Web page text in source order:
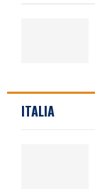
ITALIA